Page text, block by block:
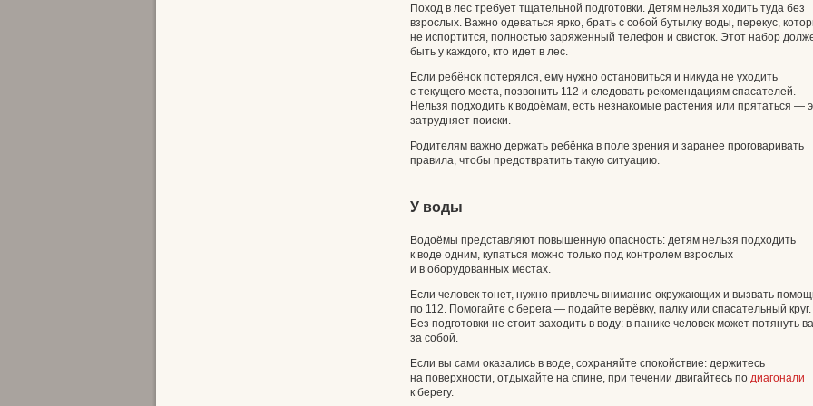
Поход в лес требует тщательной подготовки. Детям нельзя ходить туда без
взрослых. Важно одеваться ярко, брать с собой бутылку воды, перекус,
не испортится, полностью заряженный телефон и свисток. Этот набор
быть у каждого, кто идет в лес.
Если ребёнок потерялся, ему нужно остановиться и никуда не уходить
с текущего места, позвонить 112 и следовать рекомендациям спасателей.
Нельзя подходить к водоёмам, есть незнакомые растения или прятаться —
затрудняет поиски.
Родителям важно держать ребёнка в поле зрения и заранее проговаривать
правила, чтобы предотвратить такую ситуацию.
У воды
Водоёмы представляют повышенную опасность: детям нельзя подходить
к воде одним, купаться можно только под контролем взрослых
и в оборудованных местах.
Если человек тонет, нужно привлечь внимание окружающих и вызвать
по 112. Помогайте с берега — подайте верёвку, палку или спасательный круг.
Без подготовки не стоит заходить в воду: в панике человек может потянуть
за собой.
Если вы сами оказались в воде, сохраняйте спокойствие: держитесь
на поверхности, отдыхайте на спине, при течении двигайтесь по диагонали
к берегу.